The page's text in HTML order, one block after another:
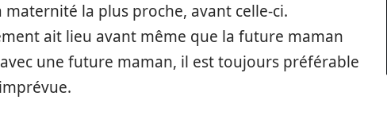
la plus proche, avant celle-ci.
ait lieu avant même que la future maman
une future maman, il est toujours préférable